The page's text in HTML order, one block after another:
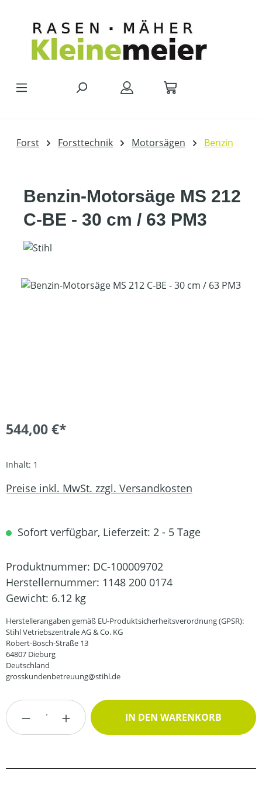
Forst Forsttechnik Motorsägen Benzin
Benzin-Motorsäge MS 212
C-BE - 30 cm / 63 PM3
Bildergalerie überspringen
544,00 €*
Inhalt: 1
Preise inkl. MwSt. zzgl. Versandkosten
Sofort verfügbar, Lieferzeit: 2 - 5 Tage
Produktnummer: DC-100009702
Herstellernummer: 1148 200 0174
Gewicht: 6.12 kg
Herstellerangaben gemäß EU-Produktsicherheitsverordnung (GPSR):
Stihl Vetriebszentrale AG & Co. KG
Robert-Bosch-Straße 13
64807 Dieburg
Deutschland
grosskundenbetreuung@stihl.de
Produkt Anzahl: Gib den gewünschten
IN DEN WARENKORB